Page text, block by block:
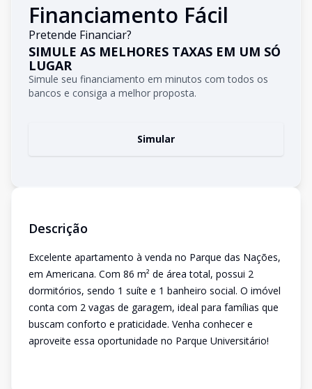
Financiamento Fácil
Pretende Financiar?
SIMULE AS MELHORES TAXAS EM UM SÓ
LUGAR
Simule seu financiamento em minutos com todos os
bancos e consiga a melhor proposta.
Simular
Descrição
Excelente apartamento à venda no Parque das Nações,
em Americana. Com 86 m² de área total, possui 2
dormitórios, sendo 1 suíte e 1 banheiro social. O imóvel
conta com 2 vagas de garagem, ideal para famílias que
buscam conforto e praticidade. Venha conhecer e
aproveite essa oportunidade no Parque Universitário!